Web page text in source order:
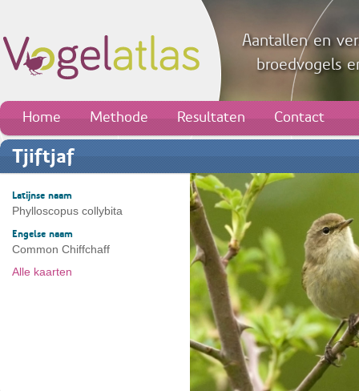
Aantallen en
broedvogels
Home Methode Resultaten Contact
Tjiftjaf
Latijnse naam
Phylloscopus collybita
Engelse naam
Common Chiffchaff
Alle kaarten